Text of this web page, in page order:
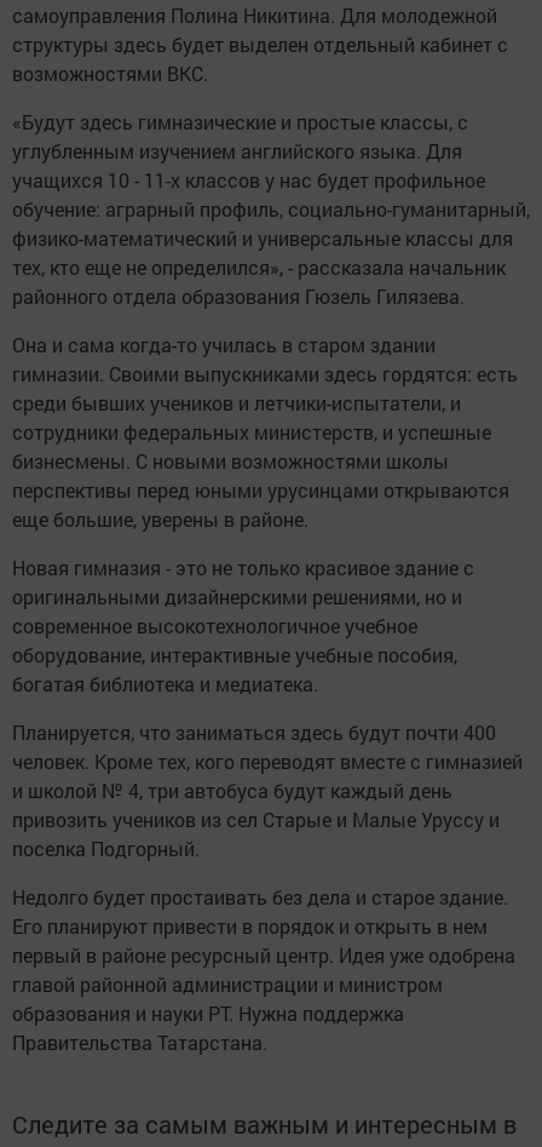
самоуправления Полина Никитина. Для молодежной
структуры здесь будет выделен отдельный кабинет с
возможностями ВКС.
«Будут здесь гимназические и простые классы, с
углубленным изучением английского языка. Для
учащихся 10 - 11-х классов у нас будет профильное
обучение: аграрный профиль, социально-гуманитарный,
физико-математический и универсальные классы для
тех, кто еще не определился», - рассказала начальник
районного отдела образования Гюзель Гилязева.
Она и сама когда-то училась в старом здании
гимназии. Своими выпускниками здесь гордятся: есть
среди бывших учеников и летчики-испытатели, и
сотрудники федеральных министерств, и успешные
бизнесмены. С новыми возможностями школы
перспективы перед юными урусинцами открываются
еще большие, уверены в районе.
Новая гимназия - это не только красивое здание с
оригинальными дизайнерскими решениями, но и
современное высокотехнологичное учебное
оборудование, интерактивные учебные пособия,
богатая библиотека и медиатека.
Планируется, что заниматься здесь будут почти 400
человек. Кроме тех, кого переводят вместе с гимназией
и школой № 4, три автобуса будут каждый день
привозить учеников из сел Старые и Малые Уруссу и
поселка Подгорный.
Недолго будет простаивать без дела и старое здание.
Его планируют привести в порядок и открыть в нем
первый в районе ресурсный центр. Идея уже одобрена
главой районной администрации и министром
образования и науки РТ. Нужна поддержка
Правительства Татарстана.
Следите за самым важным и интересным в